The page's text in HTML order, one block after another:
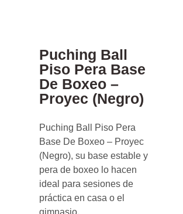
Puching Ball
Piso Pera Base
De Boxeo –
Proyec (Negro)
Puching Ball Piso Pera
Base De Boxeo – Proyec
(Negro), su base estable y
pera de boxeo lo hacen
ideal para sesiones de
práctica en casa o el
gimnasio.